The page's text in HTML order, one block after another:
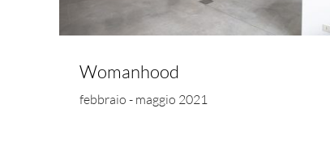
Womanhood
febbraio - maggio 2021